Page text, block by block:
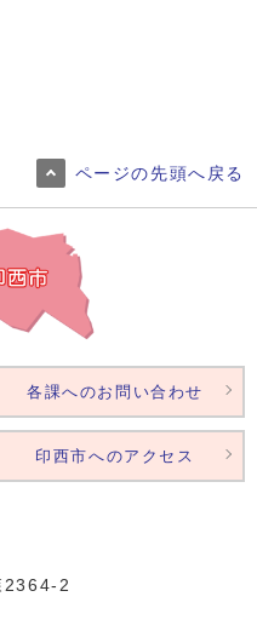
ページの先頭へ戻る
各課へのお問い合わせ
印西市へのアクセス